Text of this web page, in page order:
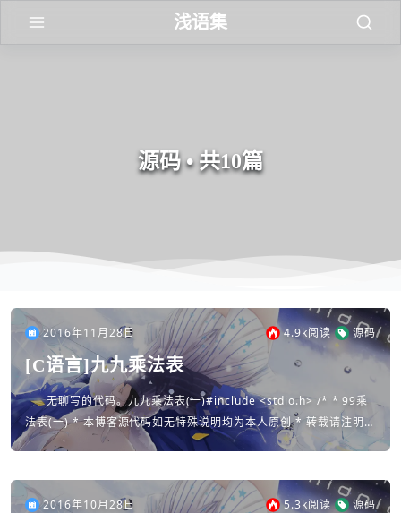
浅语集
源码 • 共10篇
2016年11月28日 4.9k阅读 源码
[C语言]九九乘法表
无聊写的代码。九九乘法表(一)#include <stdio.h> /* * 99乘
法表(一) * 本博客源代码如无特殊说明均为本人原创 * 转载请注明出
2016年10月28日 5.3k阅读 源码